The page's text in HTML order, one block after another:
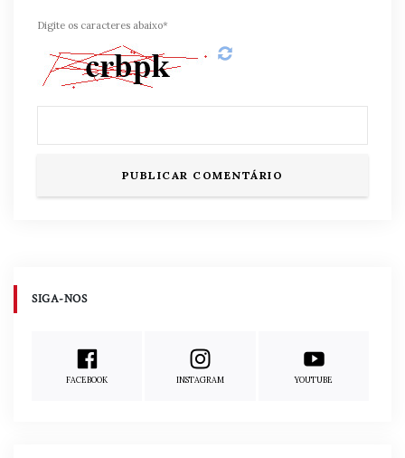
Digite os caracteres abaixo*
SIGA-NOS
FACEBOOK INSTAGRAM YOUTUBE